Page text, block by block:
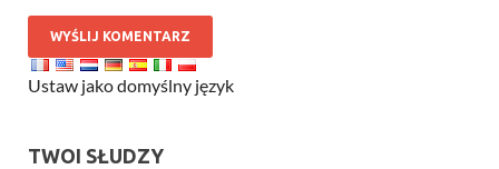
Ustaw jako domyślny język
TWOI SŁUDZY